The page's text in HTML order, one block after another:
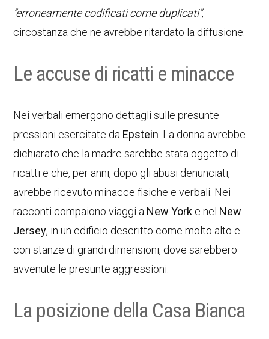
“erroneamente codificati come duplicati”,
circostanza che ne avrebbe ritardato la diffusione.
Le accuse di ricatti e minacce
Nei verbali emergono dettagli sulle presunte
pressioni esercitate da Epstein . La donna avrebbe
dichiarato che la madre sarebbe stata oggetto di
ricatti e che, per anni, dopo gli abusi denunciati,
avrebbe ricevuto minacce fisiche e verbali. Nei
racconti compaiono viaggi a New York e nel New
Jersey, in un edificio descritto come molto alto e
con stanze di grandi dimensioni, dove sarebbero
avvenute le presunte aggressioni.
La posizione della Casa Bianca